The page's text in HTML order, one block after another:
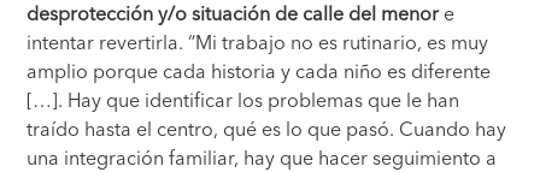
desprotección y/o situación de calle del menore
intentar revertirla. “Mi trabajo no es rutinario, es muy
amplio porque cada historia y cada niño es diferente
[…]. Hay que identificar los problemas que le han
traído hasta el centro, qué es lo que pasó. Cuando hay
una integración familiar, hay que hacer seguimiento a